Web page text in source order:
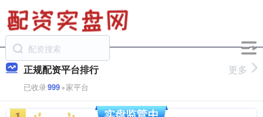
正规配资平台排行
已收录999+家平台
更多